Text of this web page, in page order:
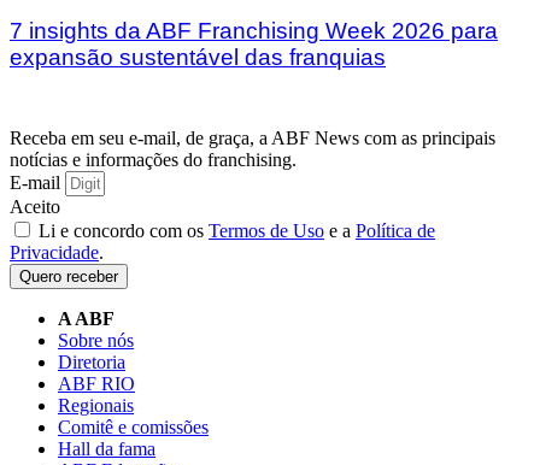
7 insights da ABF Franchising Week 2026 para
expansão sustentável das franquias
Receba em seu e-mail, de graça, a ABF News com as principais
notícias e informações do franchising.
E-mail
Aceito
Li e concordo com os Termos de Uso e a Política de
Privacidade.
Quero receber
A ABF
Sobre nós
Diretoria
ABF RIO
Regionais
Comitê e comissões
Hall da fama